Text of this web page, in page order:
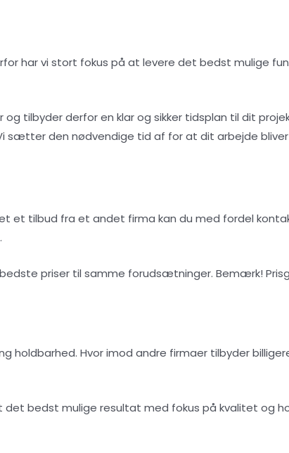
har vi stort fokus på at levere det bedst mulige
tilbyder derfor en klar og sikker tidsplan til dit
sætter den nødvendige tid af for at dit arbejde
et tilbud fra et andet firma kan du med fordel
priser til samme forudsætninger. Bemærk!
holdbarhed. Hvor imod andre firmaer tilbyder
bedst mulige resultat med fokus på kvalitet og